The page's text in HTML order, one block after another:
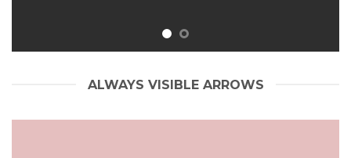
ALWAYS VISIBLE ARROWS